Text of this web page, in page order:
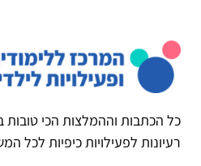
כל הכתבות וההמלצות הכי טובות
רעיונות לפעילויות כיפיות לכל